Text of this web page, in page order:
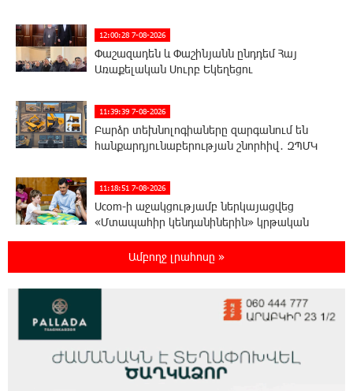
12:00:28 7-08-2026
Փաշազադեն և Փաշինյանն ընդդեմ Հայ
Առաքելական Սուրբ Եկեղեցու
11:39:39 7-08-2026
Բարձր տեխնոլոգիաները զարգանում են
հանքարդյունաբերության շնորհիվ․ ԶՊՄԿ
11:18:51 7-08-2026
Ucom-ի աջակցությամբ ներկայացվեց
«Մտապահիր կենդանիներին» կրթական
Այսօր ժամը 15:00 ից «Ուժեղ Հայաստան»-ի
պատգամավորները կլքեն ԱԺ-ն և կշարժվեն
դեպի Էջմիածին. Նարեկ Կարապետյան
11:06:57 7-08-2026
Ամբողջ լրահոսը »